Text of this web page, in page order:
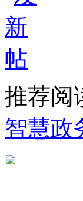
推荐阅
智慧政